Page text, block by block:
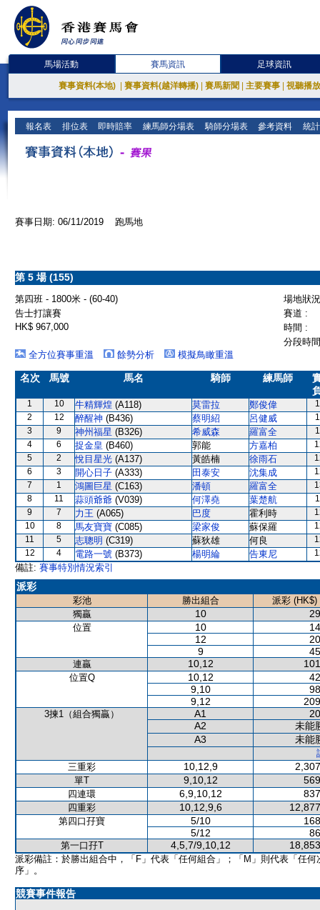
馬場活動 賽馬資訊 足球資訊
賽事資料(本地) 賽事資料(越洋轉播) 賽馬新聞 主要賽事 視聽播
報名表 排位表 即時賠率 練馬師分場表 騎師分場表 參考資料 統
賽事日期: 06/11/2019 跑馬地
第 5 場 (155)
第四班 - 1800米 - (60-40)
場地狀
告士打讓賽
賽道 :
HK$ 967,000
時間 :
分段時
全方位賽事重溫
餘勢分析 模擬鳥瞰重溫
名次 馬號 馬名 騎師 練馬師
1 10 牛精輝煌 (A118) 莫雷拉 鄭俊偉
2
12 醉醒神 (B436) 蔡明紹 呂健威
3
9 神州福星 (B326) 希威森 羅富全
4
6 捉金皇 (B460) 郭能 方嘉柏
5
2 悅目星光 (A137) 黃皓楠 徐雨石
6
3 開心日子 (A333) 田泰安 沈集成
7
1 鴻圖巨星 (C163) 潘頓 羅富全
8
11 蒜頭爺爺 (V039) 何澤堯 葉楚航
9
7 力王 (A065) 巴度 霍利時
10
8 馬友寶寶 (C085) 梁家俊 蘇保羅
11
5 志聰明 (C319) 蘇狄雄 何良
12
4 電路一號 (B373) 楊明綸 告東尼
備註: 賽事特別情況索引
派彩
彩池 勝出組合
派彩 (HK$)
獨贏
10
位置 10
12
9
連贏 10,12
位置Q 10,12
9,10
9,12
3揀1（組合獨贏） A1
A2
未能
A3
未能
三重彩
10,12,9
單T 9,10,12
四連環 6,9,10,12
四重彩 10,12,9,6
第四口孖寶 5/10
5/12
第一口孖T 4,5,7/9,10,12
派彩備註：於勝出組合中，「F」代表「任何組合」；「M」則代表「任何
序」。
競賽事件報告